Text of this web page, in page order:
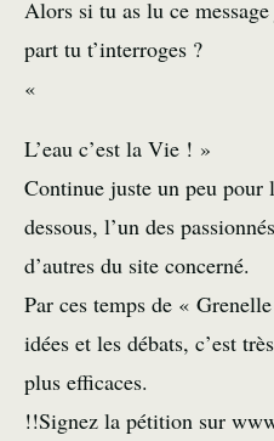
Alors si tu as lu ce
part tu t’interroges ?
«
L’eau c’est la Vie ! »
Continue juste un peu
dessous, l’un des
d’autres du site concerné.
Par ces temps de «
idées et les débats, c’est
plus efficaces.
!!Signez la pétition sur